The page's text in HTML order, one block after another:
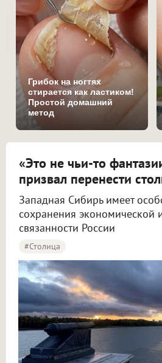
Грибок на ногтях
стирается как ластиком!
Простой домашний
метод
«Это не чьи-то
призвал перенести
Западная Сибирь имеет
сохранения экономической
связанности России
#столица